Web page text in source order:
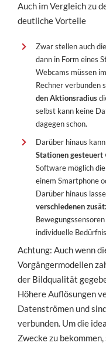
Auch im Vergleich zu
deutliche Vorteile
Zwar stellen auch
dann in Form eines
Webcams müssen
Rechner verbunden
den Aktionsradius
selbst kann keine
dagegen schon.
Darüber hinaus
Stationen gesteuert
Software möglich
einem Smartphone
Darüber hinaus
verschiedenen
individuelle
Achtung: Auch wenn
Vorgängermodellen
der Bildqualität
Höhere Auflösungen
Datenströmen und
verbunden. Um die
Zwecke zu